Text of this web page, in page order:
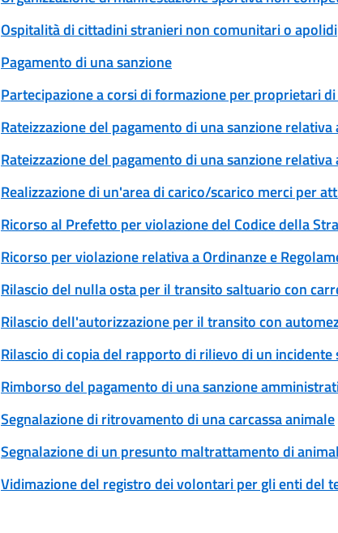
Ospitalità di cittadini stranieri non comunitari o apolidi
Pagamento di una sanzione
Partecipazione a corsi di formazione per proprietari
Rateizzazione del pagamento di una sanzione
Rateizzazione del pagamento di una sanzione
Realizzazione di un'area di carico/scarico merci per
Ricorso al Prefetto per violazione del Codice della
Ricorso per violazione relativa a Ordinanze e
Rilascio del nulla osta per il transito saltuario con
Rilascio dell'autorizzazione per il transito con
Rilascio di copia del rapporto di rilievo di un incidente
Rimborso del pagamento di una sanzione
Segnalazione di ritrovamento di una carcassa animale
Segnalazione di un presunto maltrattamento di
Vidimazione del registro dei volontari per gli enti del